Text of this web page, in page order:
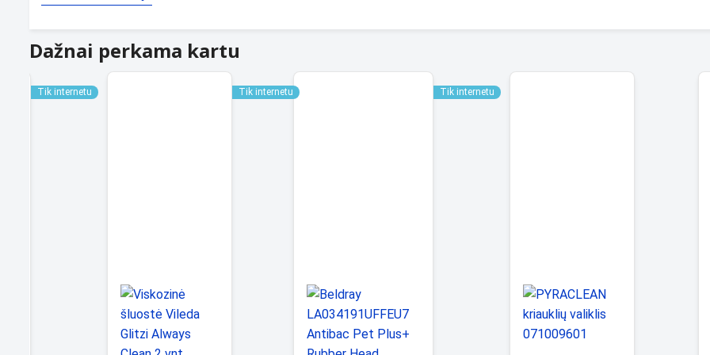
Dažnai perkama kartu
Tik internetu Tik internetu Tik internetu